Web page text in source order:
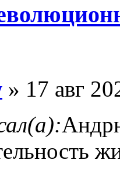
» 17 авг